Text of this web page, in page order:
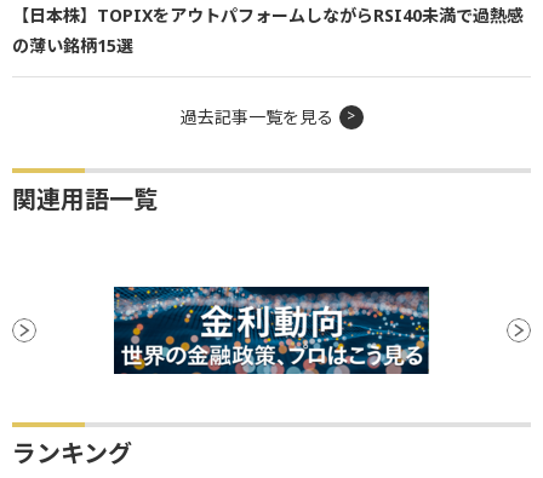
【日本株】TOPIXをアウトパフォームしながらRSI40未満で過熱感
の薄い銘柄15選
過去記事一覧を見る
関連用語一覧
ランキング